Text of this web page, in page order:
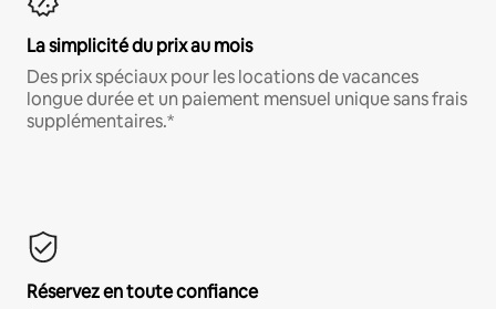
La simplicité du prix au mois
Des prix spéciaux pour les locations de vacances
longue durée et un paiement mensuel unique sans frais
supplémentaires.*
Réservez en toute confiance